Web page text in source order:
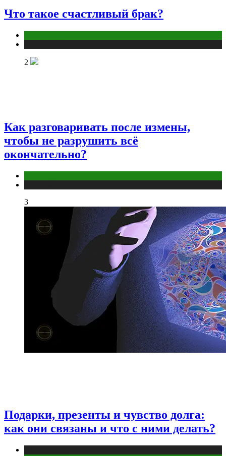
Что такое счастливый брак?
2
Как разговаривать после измены,
чтобы не разрушить всё
окончательно?
3
Подарки, презенты и чувство долга:
как они связаны и что с ними делать?